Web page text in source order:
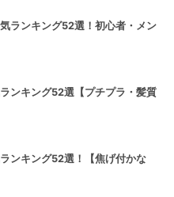
ランキング52選！初心者・メン
ンキング52選【プチプラ・髪質
ンキング52選！【焦げ付かな